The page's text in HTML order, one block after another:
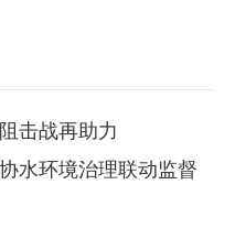
击战再助力
水环境治理联动监督